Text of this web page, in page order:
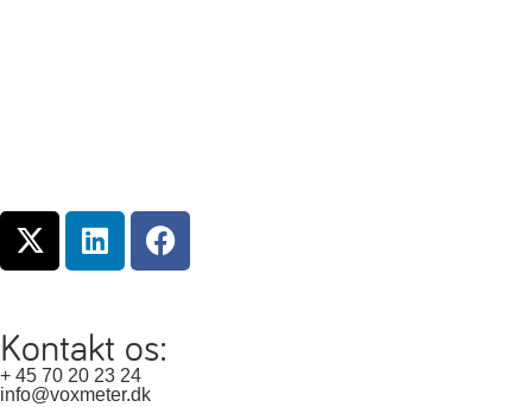
Kontakt os:
+ 45 70 20 23 24
info@voxmeter.dk